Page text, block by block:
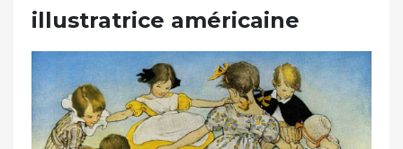
illustratrice américaine